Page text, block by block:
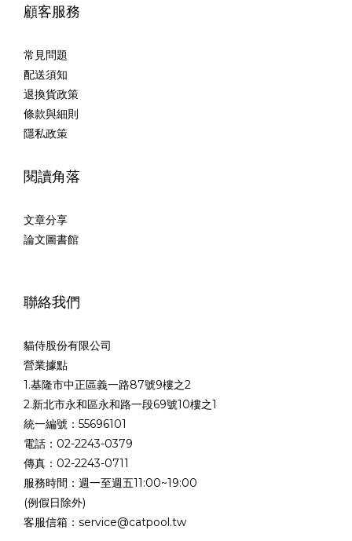
顧客服務
常見問題
配送須知
退換貨政策
條款與細則
隱私政策
閱讀角落
文章分享
論文圖書館
聯絡我們
貓侍股份有限公司
營業據點
1.基隆市中正區義一路87號9樓之2
2.新北市永和區永和路一段69號10樓之1
統一編號：55696101
電話：02-2243-0379
傳真：02-2243-0711
服務時間：週一至週五11:00~19:00
(例假日除外)
客服信箱：service@catpool.tw